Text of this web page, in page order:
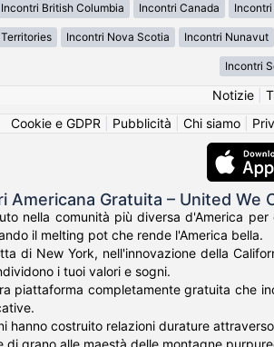
Incontri British Columbia Incontri Canada
Incontri Nova Scotia Incontri Nunavut
Incontri
Notizie|
Cookie e GDPR
Pubblicità Chi siamo
Americana Gratuita – United We
nella comunità più diversa d'America
il melting pot che rende l'America bella.
di New York, nell'innovazione della
i tuoi valori e sogni.
piattaforma completamente gratuita che
hanno costruito relazioni durature
di grano alle maestà delle montagne